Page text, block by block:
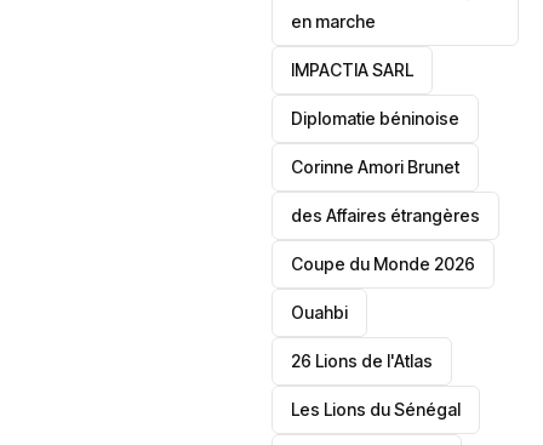
en marche
IMPACTIA SARL
‎Diplomatie béninoise
Corinne Amori Brunet
des Affaires étrangères
‎Coupe du Monde 2026
Ouahbi
26 Lions de l'Atlas
Les Lions du Sénégal